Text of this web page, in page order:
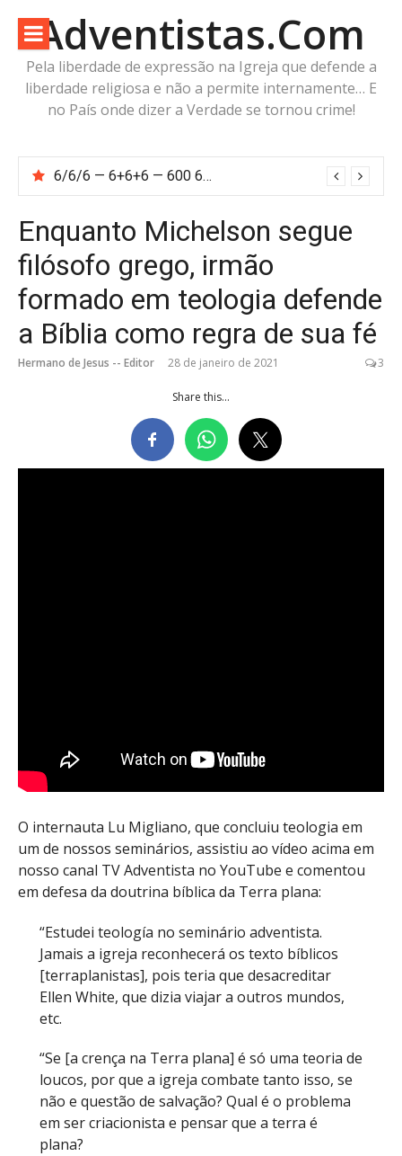
para
conteúdo
Adventistas.Com
Pela liberdade de expressão na Igreja que defende a
liberdade religiosa e não a permite internamente… E
no País onde dizer a Verdade se tornou crime!
6/6/6 — 6+6+6 — 600 60 6… Calcule o número da besta!
Enquanto Michelson segue
filósofo grego, irmão
formado em teologia defende
a Bíblia como regra de sua fé
Hermano de Jesus -- Editor 28 de janeiro de 2021 3
Share this...
O internauta Lu Migliano, que concluiu teologia em
um de nossos seminários, assistiu ao vídeo acima em
nosso canal TV Adventista no YouTube e comentou
em defesa da doutrina bíblica da Terra plana:
“Estudei teología no seminário adventista.
Jamais a igreja reconhecerá os texto bíblicos
[terraplanistas], pois teria que desacreditar
Ellen White, que dizia viajar a outros mundos,
etc.
“Se [a crença na Terra plana] é só uma teoria de
loucos, por que a igreja combate tanto isso, se
não e questão de salvação? Qual é o problema
em ser criacionista e pensar que a terra é
plana?